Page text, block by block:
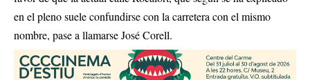
en el pleno suele confundirse con la carretera con el mismo
nombre, pase a llamarse José Corell.